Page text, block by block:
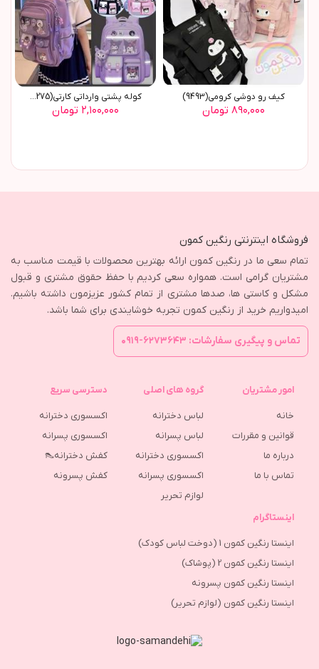
کيف رو دوشي کرومي(9493)
۸۹۰,۰۰۰ تومان
کوله پشتي وارداتي کارتي(9275)
۲,۱۰۰,۰۰۰ تومان
فروشگاه اینترنتی رنگین کمون
تمام سعی ما در رنگین کمون ارائه بهترین محصولات با قیمت مناسب به
مشتریان گرامی است. همواره سعی کردیم با حفظ حقوق مشتری و قبول
مشکل و کاستی ها، صدها مشتری از تمام کشور عزیزمون داشته باشیم.
امیدواریم خرید از رنگین کمون تجربه خوشایندی برای شما باشد.
تماس و پیگیری سفارشات: ۶۲۷۳۶۴۳-۰۹۱۹
امور مشتریان
خانه
قوانین و مقررات
درباره ما
تماس با ما
گروه های اصلی
لباس دخترانه
لباس پسرانه
اکسسوری دخترانه
اکسسوری پسرانه
لوازم تحریر
دسترسی سریع
اکسسوری دخترانه
اکسسوری پسرانه
کفش دخترانه👠
كفش پسرونه
اینستاگرام
اینستا رنگین کمون 1 (دوخت لباس کودک)
اینستا رنگین کمون 2 (پوشاک)
اینستا رنگین کمون پسرونه
اینستا رنگین کمون (لوازم تحریر)